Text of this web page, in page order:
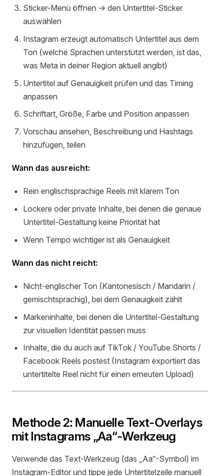
Sticker-Menü öffnen → den Untertitel-Sticker
auswählen
Instagram erzeugt automatisch Untertitel aus dem
Ton (welche Sprachen unterstützt werden, ist das,
was Meta in deiner Region aktuell angibt)
Untertitel auf Genauigkeit prüfen und das Timing
anpassen
Schriftart, Größe, Farbe und Position anpassen
Vorschau ansehen, Beschreibung und Hashtags
hinzufügen, teilen
Wann das ausreicht:
Rein englischsprachige Reels mit klarem Ton
Lockere oder private Inhalte, bei denen die genaue
Untertitel-Gestaltung keine Priorität hat
Wenn Tempo wichtiger ist als Genauigkeit
Wann das nicht reicht:
Nicht-englischer Ton (Kantonesisch / Mandarin /
gemischtsprachig), bei dem Genauigkeit zählt
Markeninhalte, bei denen die Untertitel-Gestaltung
zur visuellen Identität passen muss
Inhalte, die du auch auf TikTok / YouTube Shorts /
Facebook Reels postest (Instagram exportiert das
untertitelte Reel nicht für einen erneuten Upload)
Methode 2: Manuelle Text-Overlays
mit Instagrams „Aa“-Werkzeug
Verwende das Text-Werkzeug (das „Aa“-Symbol) im
Instagram-Editor und tippe jede Untertitelzeile manuell